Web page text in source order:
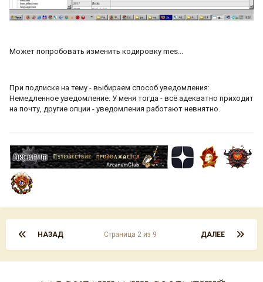
Может попробовать изменить кодировку mes...
При подписке на тему - выбираем способ уведомления:
Немедленное уведомление. У меня тогда - всё адекватно приходит
на почту, другие опции - уведомления работают невнятно.
НАЗАД ДАЛЕЕ
Страница 2 из 9